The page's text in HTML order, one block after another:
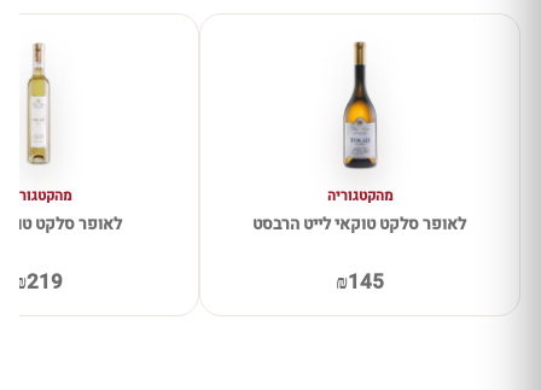
מהקטגוריה
לאופר סלקט טוקאי לייט הרבסט
₪145
מהקטגוריה
לאופר סלקט
₪219